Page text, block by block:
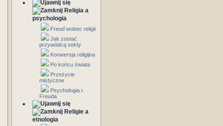
Religia a
psychologia
Freud wobec religii
Jak zostać
przywódcą sekty
Konwersja religijna
Po końcu świata
Przeżycie
mistyczne
Psychologia r.
Freuda
Religie a
etnologia